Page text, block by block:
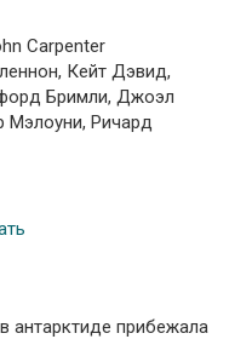
Carpenter
Кейт Дэвид,
Бримли, Джоэл
Ричард
антарктиде прибежала